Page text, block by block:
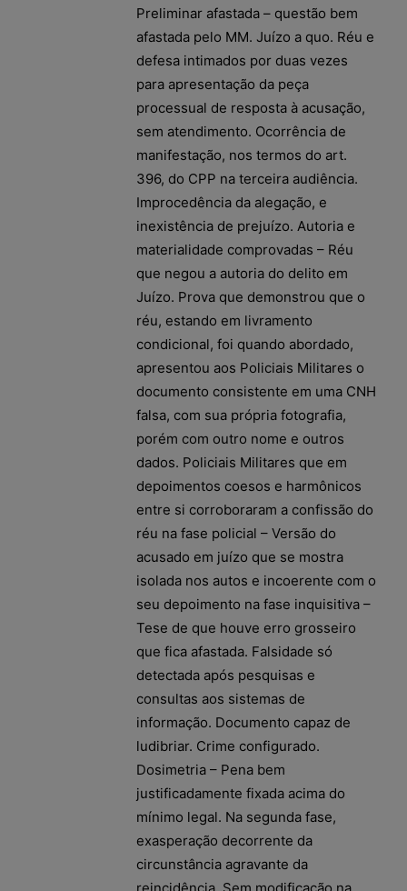
Preliminar afastada – questão bem
afastada pelo MM. Juízo a quo. Réu e
defesa intimados por duas vezes
para apresentação da peça
processual de resposta à acusação,
sem atendimento. Ocorrência de
manifestação, nos termos do art.
396, do CPP na terceira audiência.
Improcedência da alegação, e
inexistência de prejuízo. Autoria e
materialidade comprovadas – Réu
que negou a autoria do delito em
Juízo. Prova que demonstrou que o
réu, estando em livramento
condicional, foi quando abordado,
apresentou aos Policiais Militares o
documento consistente em uma CNH
falsa, com sua própria fotografia,
porém com outro nome e outros
dados. Policiais Militares que em
depoimentos coesos e harmônicos
entre si corroboraram a confissão do
réu na fase policial – Versão do
acusado em juízo que se mostra
isolada nos autos e incoerente com o
seu depoimento na fase inquisitiva –
Tese de que houve erro grosseiro
que fica afastada. Falsidade só
detectada após pesquisas e
consultas aos sistemas de
informação. Documento capaz de
ludibriar. Crime configurado.
Dosimetria – Pena bem
justificadamente fixada acima do
mínimo legal. Na segunda fase,
exasperação decorrente da
circunstância agravante da
reincidência. Sem modificação na